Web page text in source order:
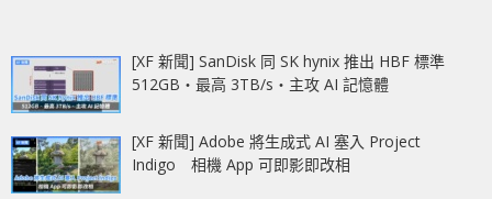
[XF 新聞] SanDisk 同 SK hynix 推出 HBF 標準
512GB‧最高 3TB/s‧主攻 AI 記憶體
[XF 新聞] Adobe 將生成式 AI 塞入 Project
Indigo 相機 App 可即影即改相